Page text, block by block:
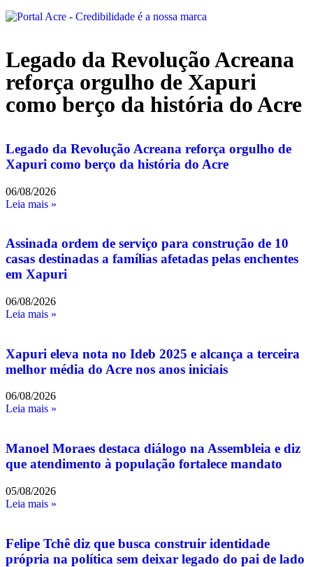
Legado da Revolução Acreana
reforça orgulho de Xapuri
como berço da história do Acre
Legado da Revolução Acreana reforça orgulho de
Xapuri como berço da história do Acre
06/08/2026
Leia mais »
Assinada ordem de serviço para construção de 10
casas destinadas a famílias afetadas pelas enchentes
em Xapuri
06/08/2026
Leia mais »
Xapuri eleva nota no Ideb 2025 e alcança a terceira
melhor média do Acre nos anos iniciais
06/08/2026
Leia mais »
Manoel Moraes destaca diálogo na Assembleia e diz
que atendimento à população fortalece mandato
05/08/2026
Leia mais »
Felipe Tchê diz que busca construir identidade
própria na política sem deixar legado do pai de lado